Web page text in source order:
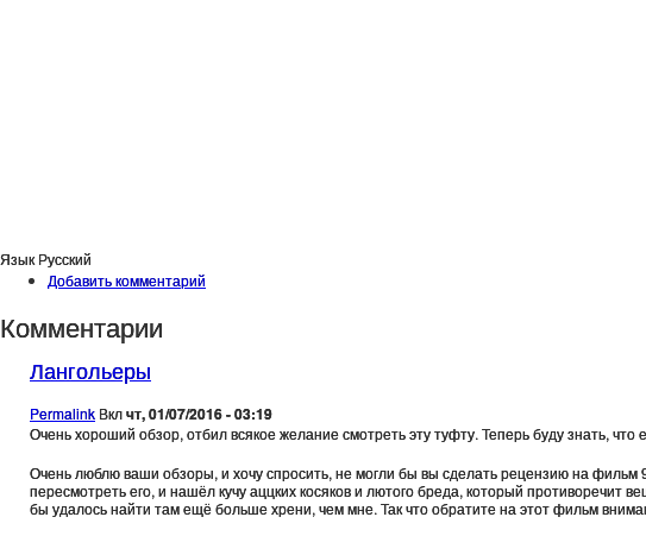
Язык Русский
Добавить комментарий
Комментарии
Лангольеры
Permalink Вклчт, 01/07/2016 - 03:19
Очень хороший обзор, отбил всякое желание смотреть эту туфту. Теперь буду знать,
Очень люблю ваши обзоры, и хочу спросить, не могли бы вы сделать рецензию на фильм
пересмотреть его, и нашёл кучу аццких косяков и лютого бреда, который
бы удалось найти там ещё больше хрени, чем мне. Так что обратите на этот фильм